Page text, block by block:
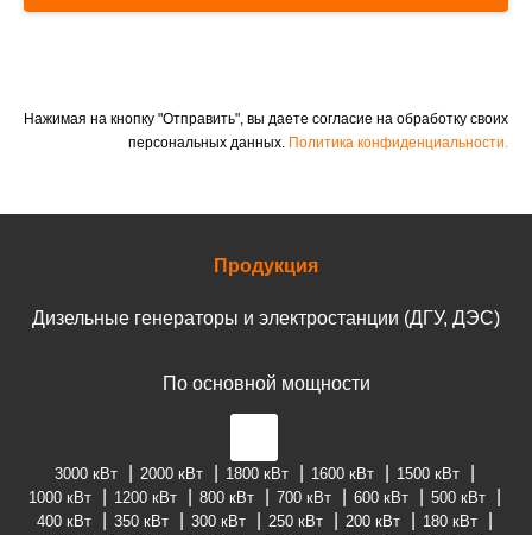
Нажимая на кнопку "Отправить", вы даете согласие на обработку своих
персональных данных. Политика конфиденциальности.
Продукция
Дизельные генераторы и электростанции (ДГУ, ДЭС)
По основной мощности
3000 кВт 2000 кВт 1800 кВт 1600 кВт
1500 кВт
1000 кВт
1200 кВт 800 кВт 700 кВт 600 кВт
500 кВт
400 кВт
350 кВт 300 кВт 250 кВт 200 кВт
180 кВт